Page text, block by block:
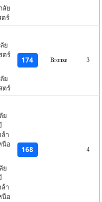
ลัย
ตร์
ย
ตร์
ย
ตร์
174 Bronze 3
ย
ล้า
นือ
ย
ล้า
นือ
168 4